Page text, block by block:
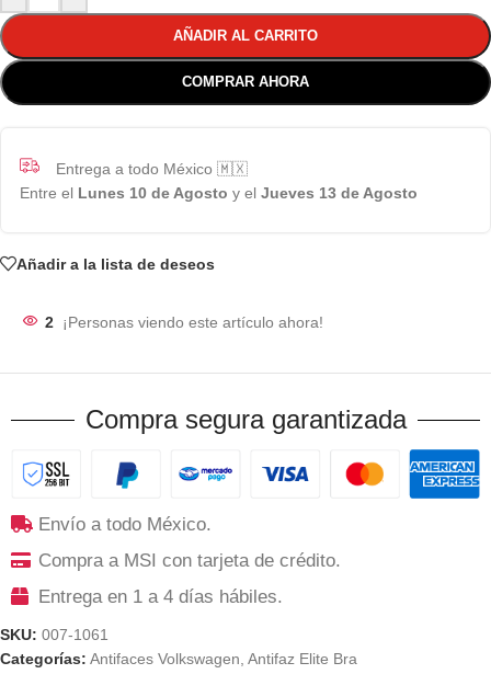
AÑADIR AL CARRITO
COMPRAR AHORA
Entrega a todo México 🇲🇽
Entre el Lunes 10 de Agosto y el Jueves 13 de Agosto
Añadir a la lista de deseos
2 ¡Personas viendo este artículo ahora!
Compra segura garantizada
Envío a todo México.
Compra a MSI con tarjeta de crédito.
Entrega en 1 a 4 días hábiles.
SKU: 007-1061
Categorías: Antifaces Volkswagen Antifaz Elite Bra